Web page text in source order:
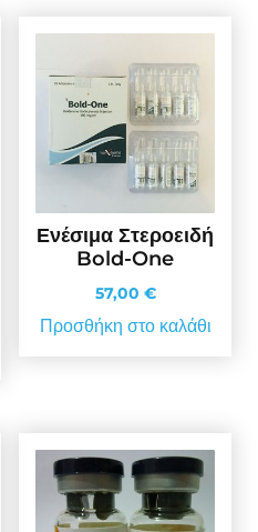
Ενέσιμα Στεροειδή
Bold-One
57,00 €
Προσθήκη στο καλάθι